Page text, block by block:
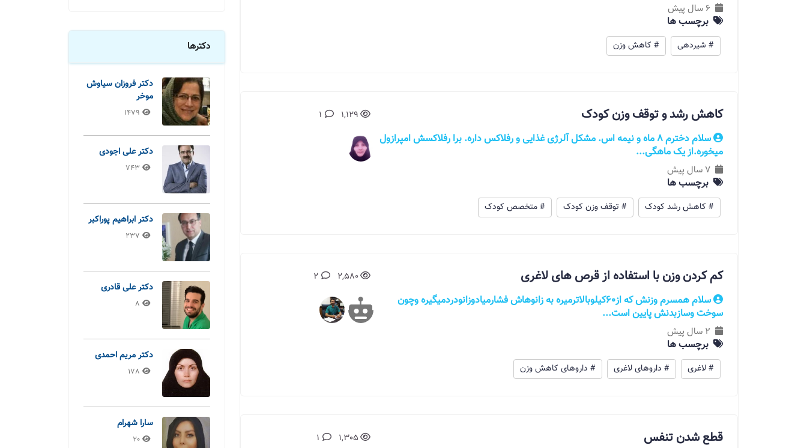
6 سال پیش
برچسب ها
# شیردهی # کاهش وزن
کاهش رشد و توقف وزن کودک
سلام دخترم ۸ ماه و نیمه اس. مشکل آلرژی غذایی و رفلاکس داره. برا رفلاکسش امپرازول
میخوره.از یک ماهگی...
7 سال پیش
برچسب ها
# کاهش رشد کودک # توقف وزن کودک # متخصص کودک
1,129
1
کم کردن وزن با استفاده از قرص های لاغری
سلام همسرم وزنش که از۶۰کیلوبالاترمیره به زانوهاش فشارمیادوزانودردمیگیره وچون
سوخت وسازبدنش پایین است...
2 سال پیش
برچسب ها
# لاغری # داروهای لاغری # داروهای کاهش وزن
2,580
2
قطع شدن تنفس 1,305
1
دکترها
دکتر فروزان سیاوش
موخر
1479
دکتر علی اجودی
743
دکتر ابراهیم پوراکبر
237
دکتر علی قادری
8
دکتر مریم احمدی
178
سارا شهرام
20